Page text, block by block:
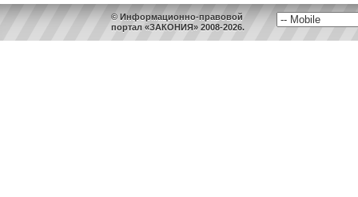
© Информационно-правовой
портал «ЗАКОНИЯ» 2008-2026.